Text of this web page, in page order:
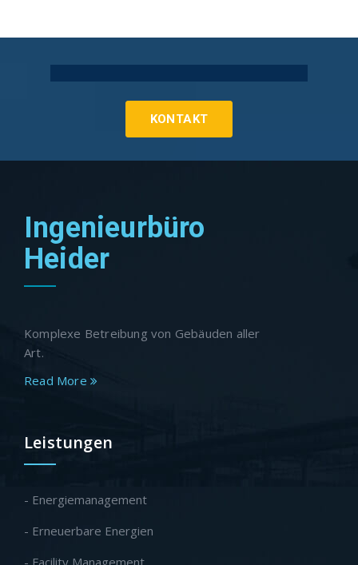
KONTAKT
Ingenieurbüro
Heider
Komplexe Betreibung von Gebäuden aller
Art.
Read More
Leistungen
- Energiemanagement
- Erneuerbare Energien